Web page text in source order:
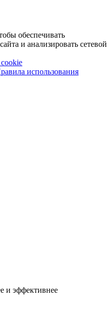
обеспечивать
и анализировать сетевой
использования
и эффективнее